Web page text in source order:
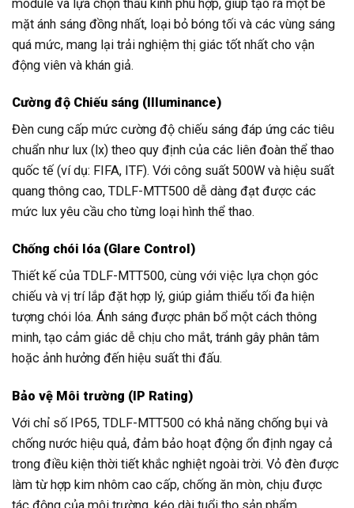
module và lựa chọn thấu kính phù hợp, giúp tạo ra một bề
mặt ánh sáng đồng nhất, loại bỏ bóng tối và các vùng sáng
quá mức, mang lại trải nghiệm thị giác tốt nhất cho vận
động viên và khán giả.
Cường độ Chiếu sáng (Illuminance)
Đèn cung cấp mức cường độ chiếu sáng đáp ứng các tiêu
chuẩn như lux (lx) theo quy định của các liên đoàn thể thao
quốc tế (ví dụ: FIFA, ITF). Với công suất 500W và hiệu suất
quang thông cao, TDLF-MTT500 dễ dàng đạt được các
mức lux yêu cầu cho từng loại hình thể thao.
Chống chói lóa (Glare Control)
Thiết kế của TDLF-MTT500, cùng với việc lựa chọn góc
chiếu và vị trí lắp đặt hợp lý, giúp giảm thiểu tối đa hiện
tượng chói lóa. Ánh sáng được phân bổ một cách thông
minh, tạo cảm giác dễ chịu cho mắt, tránh gây phân tâm
hoặc ảnh hưởng đến hiệu suất thi đấu.
Bảo vệ Môi trường (IP Rating)
Với chỉ số IP65, TDLF-MTT500 có khả năng chống bụi và
chống nước hiệu quả, đảm bảo hoạt động ổn định ngay cả
trong điều kiện thời tiết khắc nghiệt ngoài trời. Vỏ đèn được
làm từ hợp kim nhôm cao cấp, chống ăn mòn, chịu được
tác động của môi trường, kéo dài tuổi thọ sản phẩm.